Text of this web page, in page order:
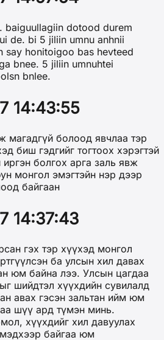
baiguullagiin dotood durem
de. bi 5 jiliin umnu anhnii
say honitoigoo bas hevteed
bnee. 5 jiliin umnuhtei
bnlee.
14:43:55
магадгүй болоод явчлаа тэр
биш гэдгийг тогтоох хэрэгтэй
болгох арга заль явж
монгол эмэгтэйн нэр дээр
байгаан
14:37:43
гэх тэр хүүхэд монгол
ба улсын хил давах
юм байна лээ. Улсын цагдаа
шийдтэл хүүхдийн сувилалд
авах гэсэн зальтан ийм юм
шүү ард түмэн минь.
хүүхдийг хил давуулах
байгаа юм